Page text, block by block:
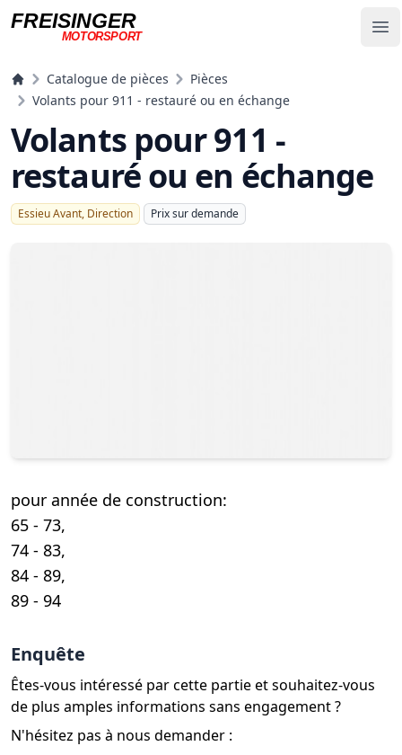
FREISINGER
MOTORSPORT
Catalogue de pièces
Pièces
Volants pour 911 - restauré ou en échange
Volants pour 911 -
restauré ou en échange
Essieu Avant, Direction Prix ​​sur demande
pour année de construction:
65 - 73,
74 - 83,
84 - 89,
89 - 94
Enquête
Êtes-vous intéressé par cette partie et souhaitez-vous
de plus amples informations sans engagement ?
N'hésitez pas à nous demander :